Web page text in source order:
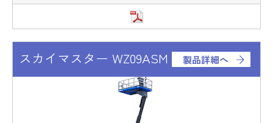
スカイマスター WZ09ASM 製品詳細へ